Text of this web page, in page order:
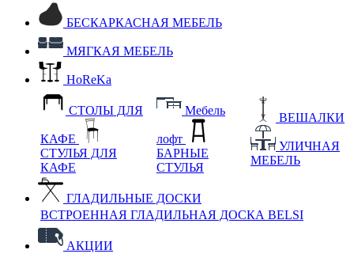
БЕСКАРКАСНАЯ МЕБЕЛЬ
МЯГКАЯ МЕБЕЛЬ
HoReKa
СТОЛЫ ДЛЯ
КАФЕ
СТУЛЬЯ ДЛЯ
КАФЕ
Мебель
лофт
БАРНЫЕ
СТУЛЬЯ
ВЕШАЛКИ
УЛИЧНАЯ
МЕБЕЛЬ
ГЛАДИЛЬНЫЕ ДОСКИ
ВСТРОЕННАЯ ГЛАДИЛЬНАЯ ДОСКА BELSI
АКЦИИ